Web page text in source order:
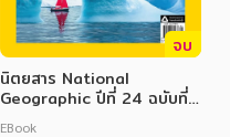
จบ
นิตยสาร National
Geographic ปีที่ 24 ฉบับที่
282 มกราคม 2568
EBook